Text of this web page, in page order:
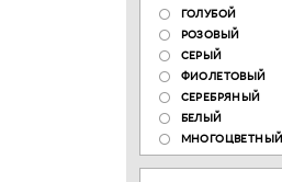
ГОЛУБОЙ
РОЗОВЫЙ
СЕРЫЙ
ФИОЛЕТОВЫЙ
СЕРЕБРЯНЫЙ
БЕЛЫЙ
МНОГОЦВЕТНЫЙ